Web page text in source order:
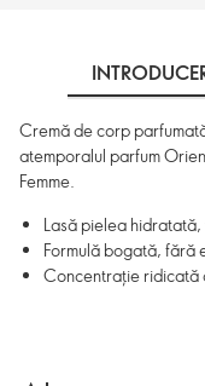
Cremă de corp
atemporalul parfum
Femme.
Lasă pielea
Formulă bogată, fără
Concentrație ridicată